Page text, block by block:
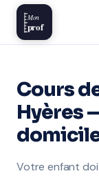
Mon
prof
Cours
Hyères
Votre enfant